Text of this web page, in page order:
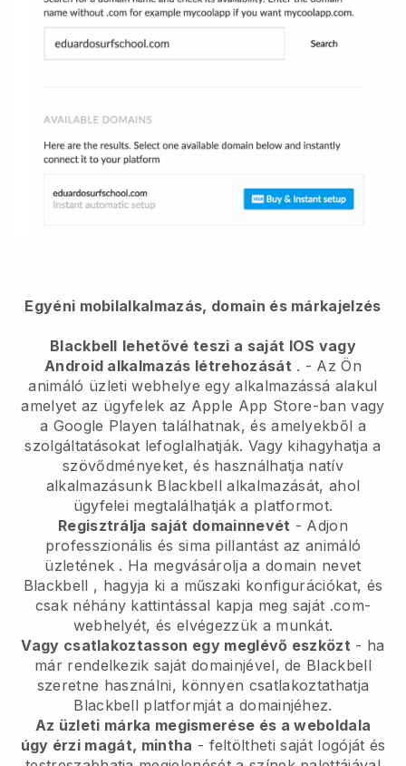
Egyéni mobilalkalmazás, domain és márkajelzés
Blackbell lehetővé teszi a saját IOS vagy
Android alkalmazás létrehozását . - Az Ön
animáló üzleti webhelye egy alkalmazássá alakul
amelyet az ügyfelek az Apple App Store-ban vagy
a Google Playen találhatnak, és amelyekből a
szolgáltatásokat lefoglalhatják. Vagy kihagyhatja a
szövődményeket, és használhatja natív
alkalmazásunk Blackbell alkalmazását, ahol
ügyfelei megtalálhatják a platformot.
Regisztrálja saját domainnevét - Adjon
professzionális és sima pillantást az animáló
üzletének . Ha megvásárolja a domain nevet
Blackbell , hagyja ki a műszaki konfigurációkat, és
csak néhány kattintással kapja meg saját .com-
webhelyét, és elvégezzük a munkát.
Vagy csatlakoztasson egy meglévő eszközt - ha
már rendelkezik saját domainjével, de Blackbell
szeretne használni, könnyen csatlakoztathatja
Blackbell platformját a domainjéhez.
Az üzleti márka megismerése és a weboldala
úgy érzi magát, mintha - feltöltheti saját logóját és